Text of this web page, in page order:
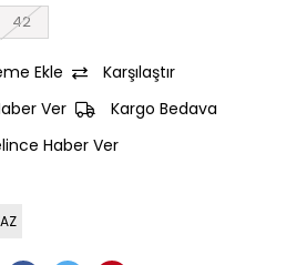
42
Ekle
Karşılaştır
Ver
Kargo Bedava
Haber Ver